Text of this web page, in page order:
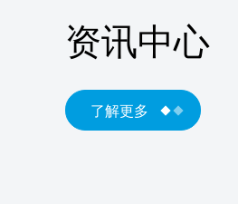
资讯中心
了解更多